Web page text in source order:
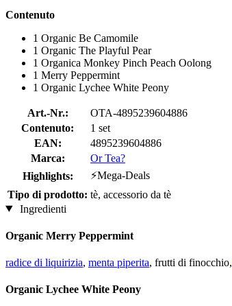
Contenuto
1 Organic Be Camomile
1 Organic The Playful Pear
1 Organica Monkey Pinch Peach Oolong
1 Merry Peppermint
1 Organic Lychee White Peony
Art.-Nr.:
OTA-4895239604886
Contenuto:
1 set
EAN:
4895239604886
Marca:
Or Tea?
Highlights:
⚡Mega-Deals
Tipo di prodotto: tè, accessorio da tè
Ingredienti
Organic Merry Peppermint
radice di liquirizia, menta piperita, frutti di finocchio,
Organic Lychee White Peony